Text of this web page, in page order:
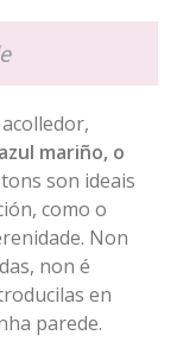
mariño, o
son ideais
como o
Non
non é
en
parede.